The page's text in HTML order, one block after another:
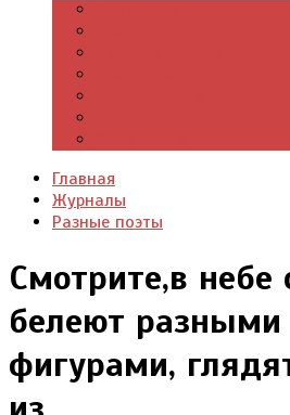
Главная
Журналы
Разные поэты
Смотрите,в небе
белеют разными
фигурами,